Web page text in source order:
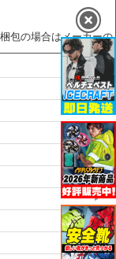
包の場合はメーカーの